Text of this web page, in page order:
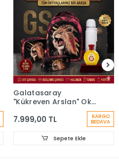
Galatasaray
"Kükreyen Arslan" Okul
Kalem Çantası, Özel
Matara Set
7.999,00 TL KARGO
BEDAVA
Sepete Ekle